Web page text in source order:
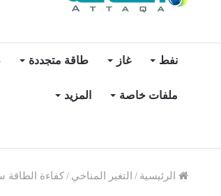
نفط غاز طاقة متجددة
ملفات خاصة المزيد
الرئيسية / التغير المناخي /كفاءة الطاقة